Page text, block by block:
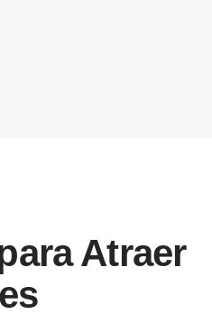
Atraer